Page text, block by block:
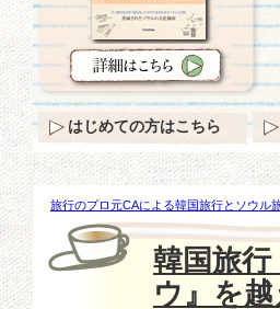
旅行のプロ元CAによる韓国旅行とソウル
『財閥家の末息子』が『ウ·ヨンウ』を
韓国旅行
ウ』を
はじめての方はこちら